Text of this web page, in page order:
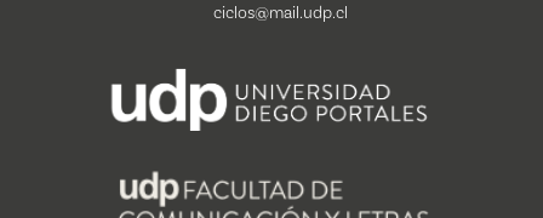
ciclos@mail.udp.cl